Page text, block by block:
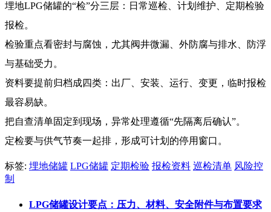
埋地LPG储罐的“检”分三层：日常巡检、计划维护、定期检验
报检。
检验重点看密封与腐蚀，尤其阀井微漏、外防腐与排水、防浮
与基础受力。
资料要提前归档成四类：出厂、安装、运行、变更，临时报检
最容易缺。
把自查清单固定到现场，异常处理遵循“先隔离后确认”。
定检要与供气节奏一起排，形成可计划的停用窗口。
标签: 埋地储罐 LPG储罐 定期检验 报检资料 巡检清单 风险控
制
LPG储罐设计要点：压力、材料、安全附件与布置要求